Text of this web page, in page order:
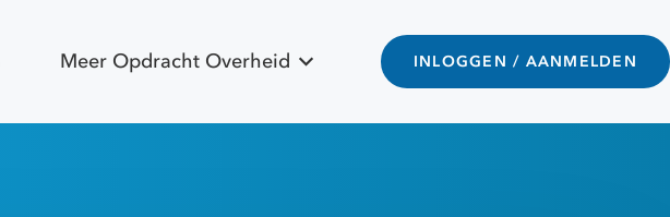
Meer Opdracht Overheid INLOGGEN / AANMELDEN